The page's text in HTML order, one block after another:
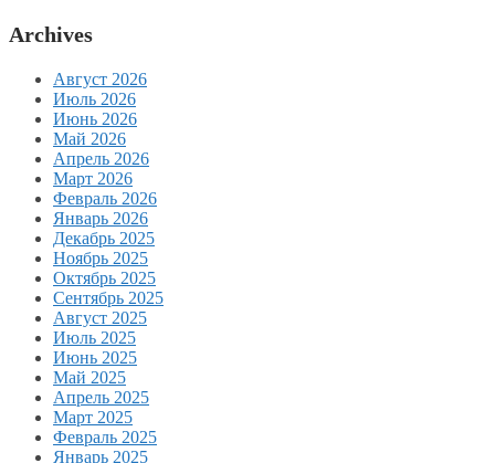
Archives
Август 2026
Июль 2026
Июнь 2026
Май 2026
Апрель 2026
Март 2026
Февраль 2026
Январь 2026
Декабрь 2025
Ноябрь 2025
Октябрь 2025
Сентябрь 2025
Август 2025
Июль 2025
Июнь 2025
Май 2025
Апрель 2025
Март 2025
Февраль 2025
Январь 2025